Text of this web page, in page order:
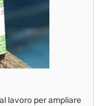
lavoro per ampliare